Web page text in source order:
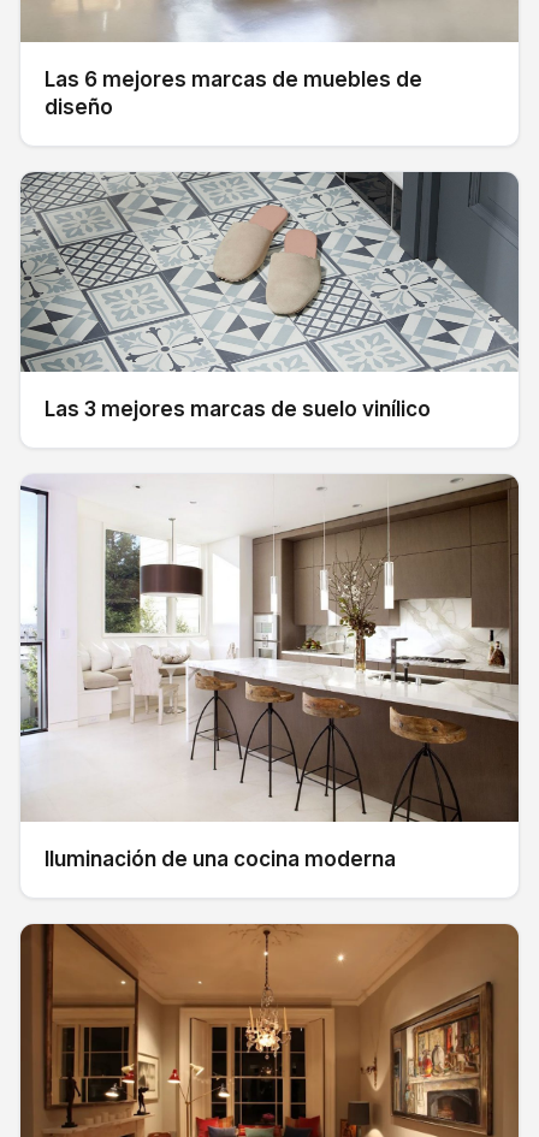
Las 6 mejores marcas de muebles de
diseño
Las 3 mejores marcas de suelo vinílico
Iluminación de una cocina moderna